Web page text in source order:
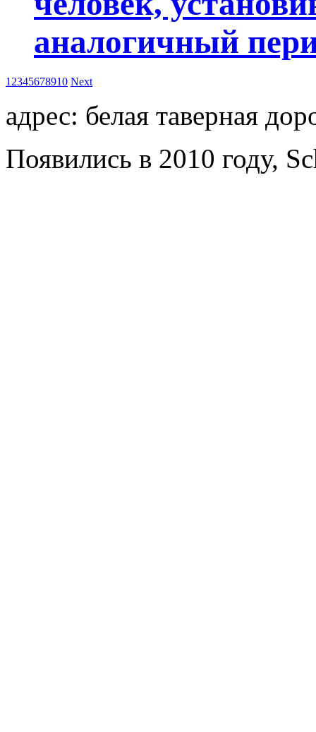
аналогичный
1 2345678910 Next
адрес: белая таверная
Появились в 2010 году,